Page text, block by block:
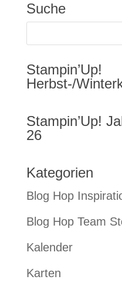
Suche
Stampin’Up!
Herbst-/
Stampin’Up!
26
Kategorien
Blog Hop
Blog Hop Team
Kalender
Karten